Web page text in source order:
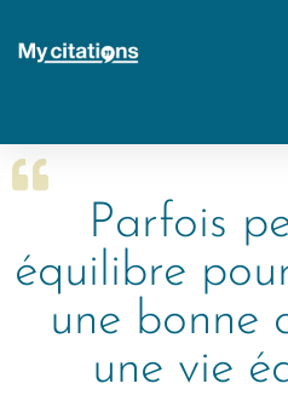
Parfois
équilibre
une bonne
une vie